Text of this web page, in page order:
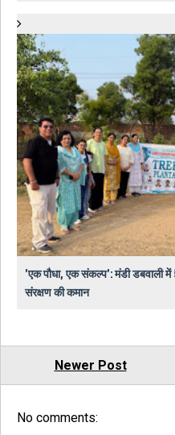
​'एक पौधा, एक संकल्प': मंडी डबवाली में
संरक्षण की कमान
Newer Post
No comments: